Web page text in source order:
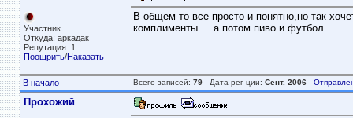
Участник
Откуда: аркадак
Репутация: 1
Поощрить/Наказать
В общем то все просто и понятно,но так
комплименты.....а потом пиво и футбол
В начало Всего записей: 79Дата рег-ции: Сент. 2006
Прохожий